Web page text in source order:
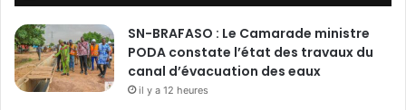
SN-BRAFASO : Le Camarade ministre
PODA constate l’état des travaux du
canal d’évacuation des eaux
il y a 12 heures